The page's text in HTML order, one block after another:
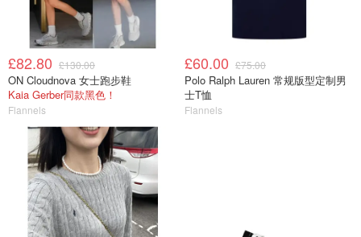
£82.80 £130.00
ON Cloudnova 女士跑步鞋
Kaia Gerber同款黑色！
Flannels
£60.00 £75.00
Polo Ralph Lauren 常规版型定制男
士T恤
Flannels